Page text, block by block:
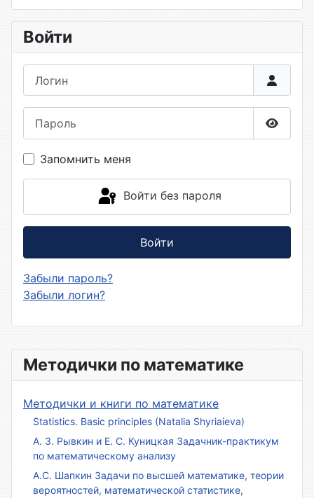
Методички по математике
Методички и книги по математике
Statistics. Basic principles (Natalia Shyriaieva)
А. З. Рывкин и Е. С. Куницкая Задачник-практикум
по математическому анализу
А.С. Шапкин Задачи по высшей математике, теории
вероятностей, математической статистике,
Войти
Запомнить меня
Войти без пароля
Войти
Забыли пароль?
Забыли логин?